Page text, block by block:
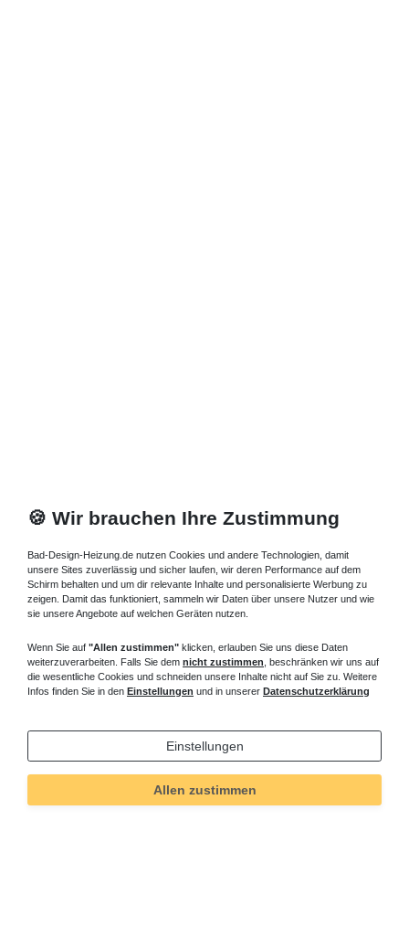
🍪 Wir brauchen Ihre Zustimmung
Bad-Design-Heizung.de nutzen Cookies und andere Technologien, damit
unsere Sites zuverlässig und sicher laufen, wir deren Performance auf dem
Schirm behalten und um dir relevante Inhalte und personalisierte Werbung zu
zeigen. Damit das funktioniert, sammeln wir Daten über unsere Nutzer und wie
sie unsere Angebote auf welchen Geräten nutzen.
Wenn Sie auf "Allen zustimmen" klicken, erlauben Sie uns diese Daten
weiterzuverarbeiten. Falls Sie dem nicht zustimmen , beschränken wir uns auf
die wesentliche Cookies und schneiden unsere Inhalte nicht auf Sie zu. Weitere
Infos finden Sie in den Einstellungen und in unserer Datenschutzerklärung
Einstellungen
Allen zustimmen